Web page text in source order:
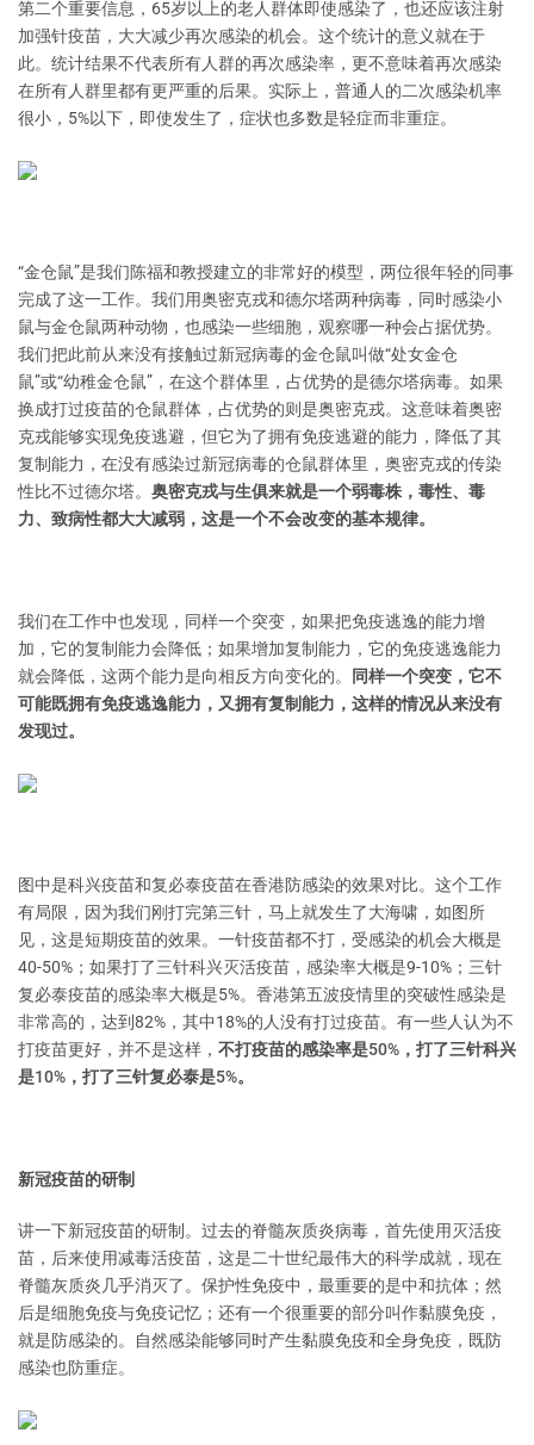
第二个重要信息，65岁以上的老人群体即使感染了，也还应该注射
加强针疫苗，大大减少再次感染的机会。这个统计的意义就在于
此。统计结果不代表所有人群的再次感染率，更不意味着再次感染
在所有人群里都有更严重的后果。实际上，普通人的二次感染机率
很小，5%以下，即使发生了，症状也多数是轻症而非重症。
“金仓鼠”是我们陈福和教授建立的非常好的模型，两位很年轻的同事
完成了这一工作。我们用奥密克戎和德尔塔两种病毒，同时感染小
鼠与金仓鼠两种动物，也感染一些细胞，观察哪一种会占据优势。
我们把此前从来没有接触过新冠病毒的金仓鼠叫做“处女金仓
鼠”或“幼稚金仓鼠”，在这个群体里，占优势的是德尔塔病毒。如果
换成打过疫苗的仓鼠群体，占优势的则是奥密克戎。这意味着奥密
克戎能够实现免疫逃避，但它为了拥有免疫逃避的能力，降低了其
复制能力，在没有感染过新冠病毒的仓鼠群体里，奥密克戎的传染
性比不过德尔塔。 奥密克戎与生俱来就是一个弱毒株，毒性、毒
力、致病性都大大减弱，这是一个不会改变的基本规律。
我们在工作中也发现，同样一个突变，如果把免疫逃逸的能力增
加，它的复制能力会降低；如果增加复制能力，它的免疫逃逸能力
就会降低，这两个能力是向相反方向变化的。
同样一个突变，它不
可能既拥有免疫逃逸能力，又拥有复制能力，这样的情况从来没有
发现过。
图中是科兴疫苗和复必泰疫苗在香港防感染的效果对比。这个工作
有局限，因为我们刚打完第三针，马上就发生了大海啸，如图所
见，这是短期疫苗的效果。一针疫苗都不打，受感染的机会大概是
40-50%；如果打了三针科兴灭活疫苗，感染率大概是9-10%；三针
复必泰疫苗的感染率大概是5%。香港第五波疫情里的突破性感染是
非常高的，达到82%，其中18%的人没有打过疫苗。有一些人认为不
打疫苗更好，并不是这样， 不打疫苗的感染率是50%，打了三针科兴
是10%，打了三针复必泰是5%。
新冠疫苗的研制
讲一下新冠疫苗的研制。过去的脊髓灰质炎病毒，首先使用灭活疫
苗，后来使用减毒活疫苗，这是二十世纪最伟大的科学成就，现在
脊髓灰质炎几乎消灭了。保护性免疫中，最重要的是中和抗体；然
后是细胞免疫与免疫记忆；还有一个很重要的部分叫作黏膜免疫，
就是防感染的。自然感染能够同时产生黏膜免疫和全身免疫，既防
感染也防重症。